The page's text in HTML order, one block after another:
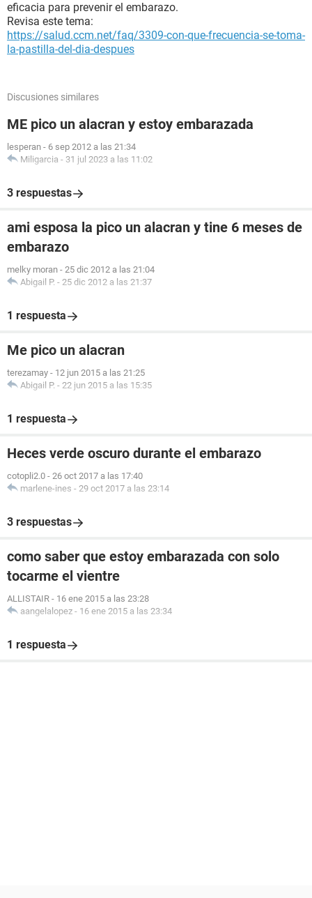
eficacia para prevenir el embarazo.
Revisa este tema:
https://salud.ccm.net/faq/3309-con-que-frecuencia-se-toma-
la-pastilla-del-dia-despues
Discusiones similares
ME pico un alacran y estoy embarazada
lesperan - 6 sep 2012 a las 21:34
Miligarcia - 31 jul 2023 a las 11:02
3 respuestas
ami esposa la pico un alacran y tine 6 meses de
embarazo
melky moran - 25 dic 2012 a las 21:04
Abigail P. - 25 dic 2012 a las 21:37
1 respuesta
Me pico un alacran
terezamay - 12 jun 2015 a las 21:25
Abigail P. - 22 jun 2015 a las 15:35
1 respuesta
Heces verde oscuro durante el embarazo
cotopli2.0 - 26 oct 2017 a las 17:40
marlene-ines - 29 oct 2017 a las 23:14
3 respuestas
como saber que estoy embarazada con solo
tocarme el vientre
ALLISTAIR - 16 ene 2015 a las 23:28
aangelalopez - 16 ene 2015 a las 23:34
1 respuesta